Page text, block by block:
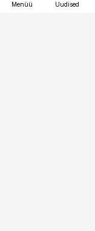
Menüü Uudised